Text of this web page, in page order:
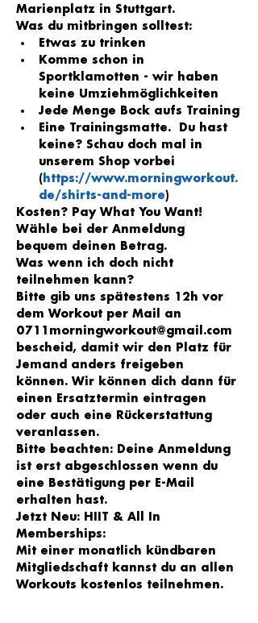
Marienplatz in Stuttgart.
Was du mitbringen solltest:
Etwas zu trinken
Komme schon in
Sportklamotten - wir haben
keine Umziehmöglichkeiten
Jede Menge Bock aufs Training
Eine Trainingsmatte.  Du hast
keine? Schau doch mal in
unserem Shop vorbei
( https://www.morningworkout.
de/shirts-and-more)
Kosten? Pay What You Want!
Wähle bei der Anmeldung
bequem deinen Betrag.
Was wenn ich doch nicht
teilnehmen kann?
Bitte gib uns spätestens 12h vor
dem Workout per Mail an
0711morningworkout@gmail.com
bescheid, damit wir den Platz für
Jemand anders freigeben
können. Wir können dich dann für
einen Ersatztermin eintragen
oder auch eine Rückerstattung
veranlassen.
Bitte beachten: Deine Anmeldung
ist erst abgeschlossen wenn du
eine Bestätigung per E-Mail
erhalten hast.
Jetzt Neu: HIIT & All In
Memberships:
Mit einer monatlich kündbaren
Mitgliedschaft kannst du an allen
Workouts kostenlos teilnehmen.